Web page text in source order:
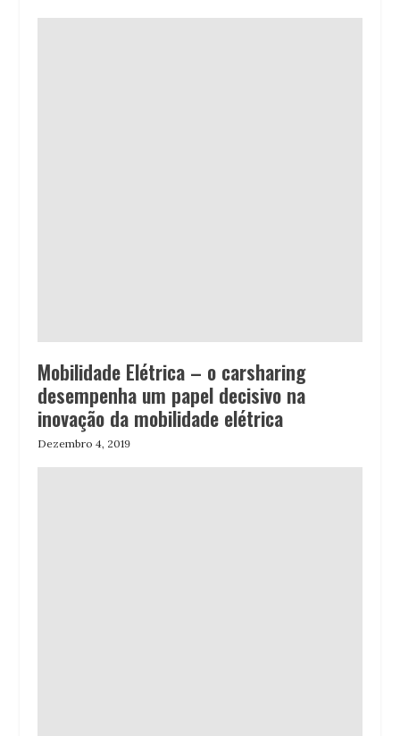
Mobilidade Elétrica – o carsharing
desempenha um papel decisivo na
inovação da mobilidade elétrica
Dezembro 4, 2019